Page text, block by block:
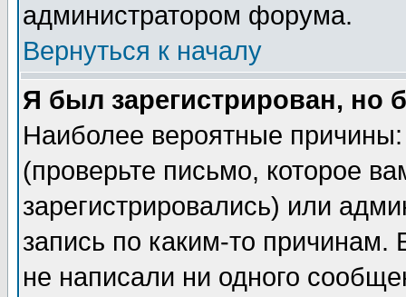
администратором форума.
Вернуться к началу
Я был зарегистрирован, но
Наиболее вероятные
(проверьте письмо, которое
зарегистрировались) или
запись по каким-то
не написали ни одного